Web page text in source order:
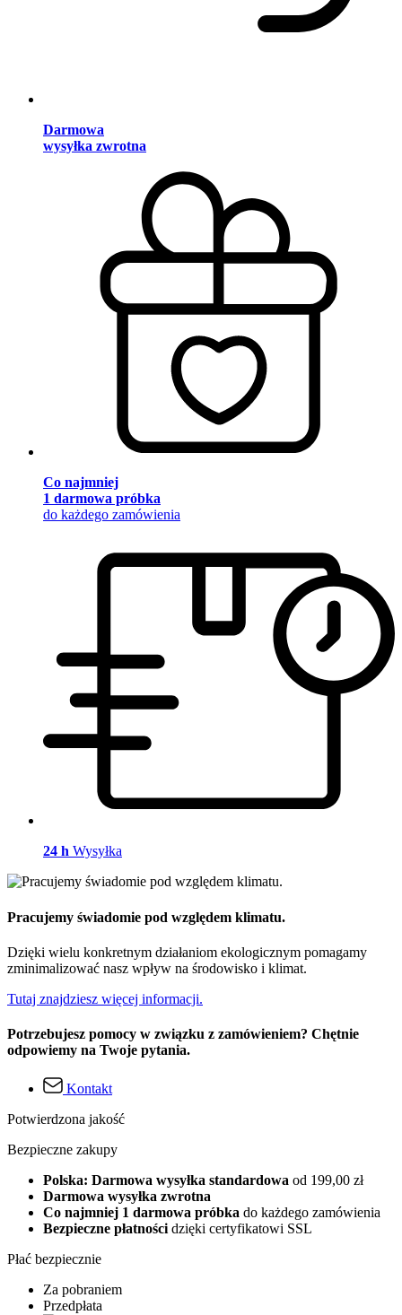
Darmowa
wysyłka zwrotna
Co najmniej
1 darmowa próbka
do każdego zamówienia
24 h Wysyłka
Pracujemy świadomie pod względem klimatu.
Dzięki wielu konkretnym działaniom ekologicznym pomagamy
zminimalizować nasz wpływ na środowisko i klimat.
Tutaj znajdziesz więcej informacji.
Potrzebujesz pomocy w związku z zamówieniem? Chętnie
odpowiemy na Twoje pytania.
Kontakt
Potwierdzona jakość
Bezpieczne zakupy
Polska: Darmowa wysyłka standardowa od 199,00 zł
Darmowa wysyłka zwrotna
Co najmniej 1 darmowa próbka do każdego zamówienia
Bezpieczne płatnościdzięki certyfikatowi SSL
Płać bezpiecznie
Za pobraniem
Przedpłata